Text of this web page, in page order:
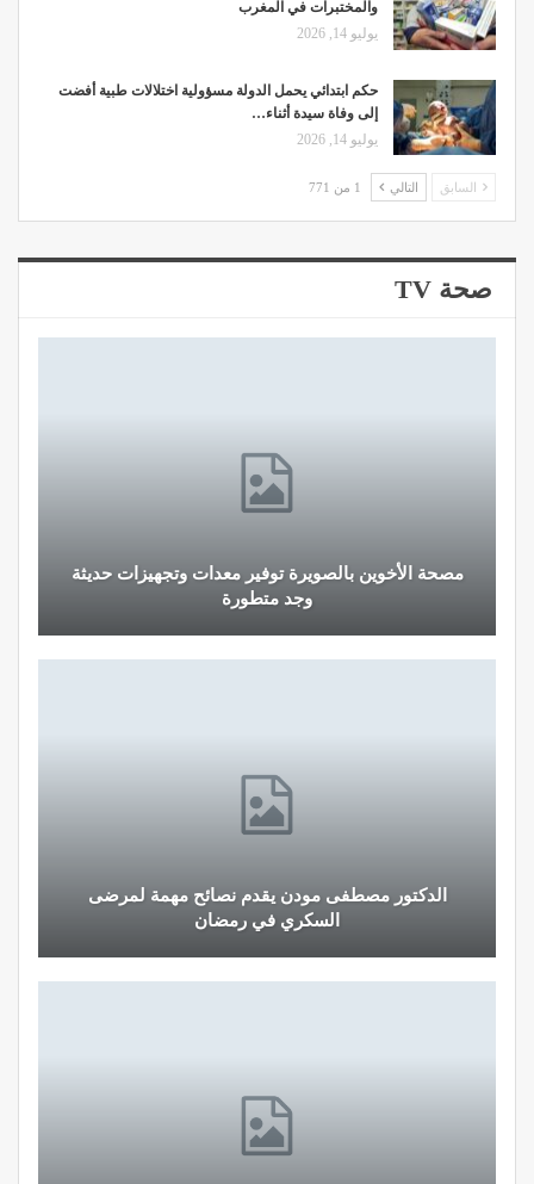
والمختبرات في المغرب
يوليو 14, 2026
حكم ابتدائي يحمل الدولة مسؤولية اختلالات طبية أفضت
إلى وفاة سيدة أثناء…
يوليو 14, 2026
السابق التالي 1 من 771
صحة TV
مصحة الأخوين بالصويرة توفير معدات وتجهيزات حديثة
وجد متطورة
الدكتور مصطفى مودن يقدم نصائح مهمة لمرضى
السكري في رمضان